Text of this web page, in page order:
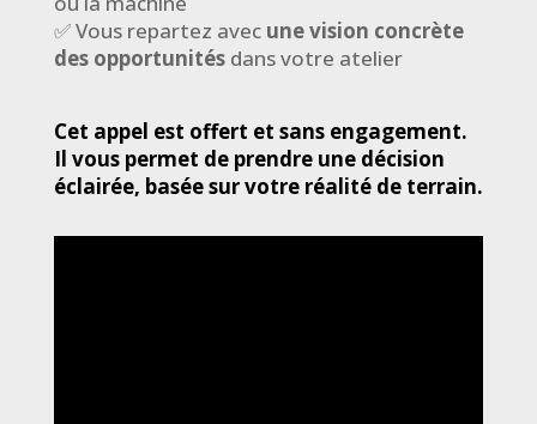
✅ Vous repartez avec une vision concrète
des opportunitésdans votre atelier
Cet appel est offert et sans engagement.
Il vous permet de prendre une décision
éclairée, basée sur votre réalité de terrain.